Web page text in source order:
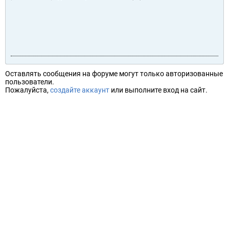
Оставлять сообщения на форуме могут только авторизованные
пользователи.
Пожалуйста, создайте аккаунт или выполните вход на сайт.